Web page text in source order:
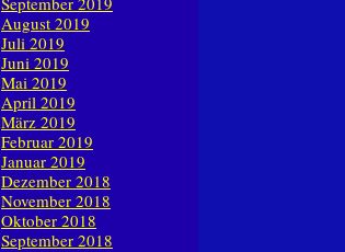
August 2019
Juli 2019
Juni 2019
Mai 2019
April 2019
März 2019
Februar 2019
Januar 2019
Dezember 2018
November 2018
Oktober 2018
September 2018